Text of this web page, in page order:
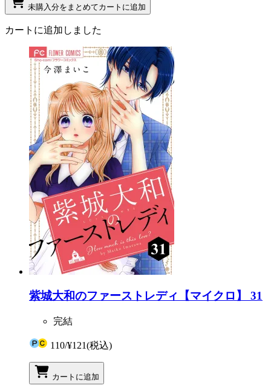
未購入分をまとめてカートに追加
カートに追加しました
紫城大和のファーストレディ【マイクロ】 31
完結
110/¥121(税込)
カートに追加